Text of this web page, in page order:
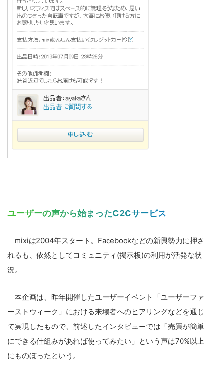
ユーザーの声から始まったC2Cサービス
mixiは2004年スタート。Facebookなどの新興勢力に押さ
れるも、依然としてコミュニティ(掲示板)の利用が活発な状
況。
本企画は、昨年開催したユーザーイベント「ユーザーファ
ーストウィーク」における来場者へのヒアリングなどを通じ
て実現したもので、前述したインタビューでは「売買が簡単
にできる仕組みがあれば使ってみたい」という声は70%以上
にものぼったという。